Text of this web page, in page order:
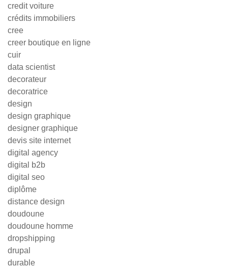
credit voiture
crédits immobiliers
cree
creer boutique en ligne
cuir
data scientist
decorateur
decoratrice
design
design graphique
designer graphique
devis site internet
digital agency
digital b2b
digital seo
diplôme
distance design
doudoune
doudoune homme
dropshipping
drupal
durable